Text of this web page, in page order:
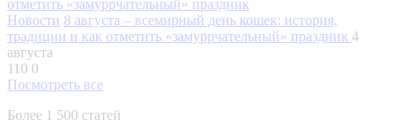
Новости 8 августа – всемирный день кошек: история,
традиции и как отметить «замуррчательный» праздник 4
августа
110 0
Посмотреть все
Более 1 500 статей